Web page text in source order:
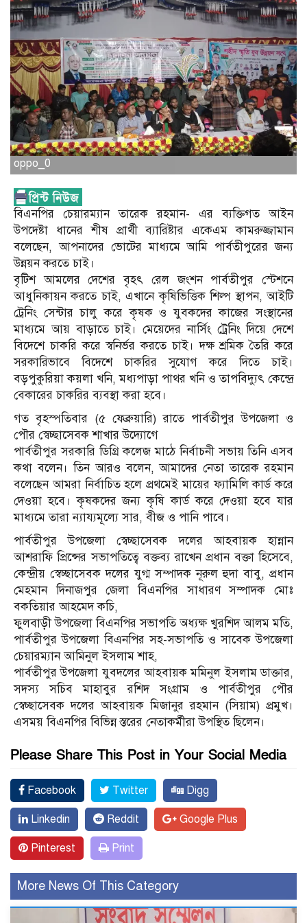
oppo_0
বিএনপির চেয়ারম্যান তারেক রহমান- এর ব্যক্তিগত আইন
উপদেষ্টা ধানের শীষ প্রার্থী ব্যারিষ্টার একেএম কামরুজ্জামান
বলেছেন, আপনাদের ভোটের মাধ্যমে আমি পার্বতীপুরের জন্য
উন্নয়ন করতে চাই।
বৃটিশ আমলের দেশের বৃহৎ রেল জংশন পার্বতীপুর স্টেশনে
আধুনিকায়ন করতে চাই, এখানে কৃষিভিত্তিক শিল্প স্থাপন, আইটি
ট্রেনিং সেন্টার চালু করে কৃষক ও যুবকদের কাজের সংস্থানের
মাধ্যমে আয় বাড়াতে চাই। মেয়েদের নার্সিং ট্রেনিং দিয়ে দেশে
বিদেশে চাকরি করে স্বনির্ভর করতে চাই। দক্ষ শ্রমিক তৈরি করে
সরকারিভাবে বিদেশে চাকরির সুযোগ করে দিতে চাই।
বড়পুকুরিয়া কয়লা খনি, মধ্যপাড়া পাথর খনি ও তাপবিদ্যুৎ কেন্দ্রে
বেকারের চাকরির ব্যবস্থা করা হবে।
গত বৃহস্পতিবার (৫ ফেব্রুয়ারি) রাতে পার্বতীপুর উপজেলা ও
পৌর স্বেচ্ছাসেবক শাখার উদ্যোগে
পার্বতীপুর সরকারি ডিগ্রি কলেজ মাঠে নির্বাচনী সভায় তিনি এসব
কথা বলেন। তিন আরও বলেন, আমাদের নেতা তারেক রহমান
বলেছেন আমরা নির্বাচিত হলে প্রথমেই মায়ের ফ্যামিলি কার্ড করে
দেওয়া হবে। কৃষকদের জন্য কৃষি কার্ড করে দেওয়া হবে যার
মাধ্যমে তারা ন্যায্যমূল্যে সার, বীজ ও পানি পাবে।
পার্বতীপুর উপজেলা স্বেচ্ছাসেবক দলের আহবায়ক হান্নান
আশরাফি প্রিন্সের সভাপতিত্বে বক্তব্য রাখেন প্রধান বক্তা হিসেবে,
কেন্দ্রীয় স্বেচ্ছাসেবক দলের যুগ্ম সম্পাদক নূরুল হুদা বাবু, প্রধান
মেহমান দিনাজপুর জেলা বিএনপির সাধারণ সম্পাদক মোঃ
বকতিয়ার আহমেদ কচি,
ফুলবাড়ী উপজেলা বিএনপির সভাপতি অধ্যক্ষ খুরশিদ আলম মতি,
পার্বতীপুর উপজেলা বিএনপির সহ-সভাপতি ও সাবেক উপজেলা
চেয়ারম্যান আমিনুল ইসলাম শাহ,
পার্বতীপুর উপজেলা যুবদলের আহবায়ক মমিনুল ইসলাম ডাক্তার,
সদস্য সচিব মাহাবুর রশিদ সংগ্রাম ও পার্বতীপুর পৌর
স্বেচ্ছাসেবক দলের আহবায়ক মিজানুর রহমান (সিয়াম) প্রমুখ।
এসময় বিএনপির বিভিন্ন স্তরের নেতাকর্মীরা উপস্থিত ছিলেন।
Please Share This Post in Your Social Media
Facebook Twitter Digg
Linkedin Reddit Google Plus
Pinterest Print
More News Of This Category